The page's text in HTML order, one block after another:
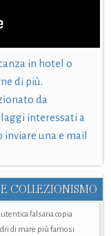
in hotel o
di più.
da
interessati a
una e mail
COLLEZIONISMO
falsaria copia
di mare più famosi